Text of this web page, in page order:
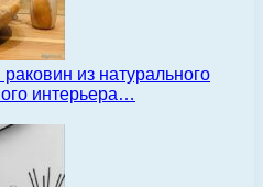
из натурального
интерьера…